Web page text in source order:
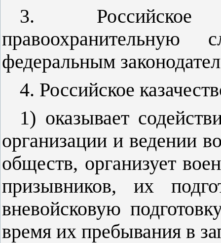
3. Российское
федеральным
4. Российское
1) оказывает
организации и ведении
обществ, организует
призывников, их
вневойсковую
время их пребывания в